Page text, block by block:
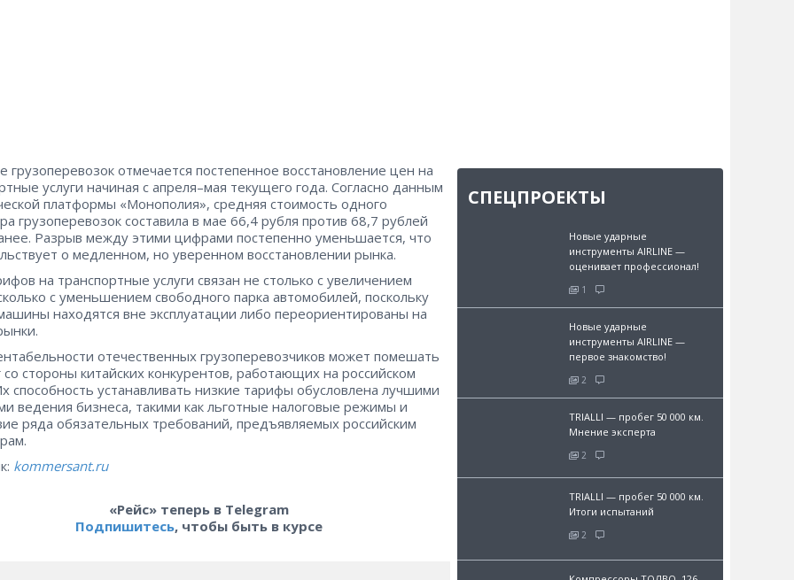
грузоперевозок отмечается постепенное восстановление цен на
услуги начиная с апреля–мая текущего года. Согласно данным
платформы «Монополия», средняя стоимость одного
грузоперевозок составила в мае 66,4 рубля против 68,7 рублей
Разрыв между этими цифрами постепенно уменьшается, что
о медленном, но уверенном восстановлении рынка.
на транспортные услуги связан не столько с увеличением
с уменьшением свободного парка автомобилей, поскольку
находятся вне эксплуатации либо переориентированы на
отечественных грузоперевозчиков может помешать
стороны китайских конкурентов, работающих на российском
способность устанавливать низкие тарифы обусловлена лучшими
ведения бизнеса, такими как льготные налоговые режимы и
ряда обязательных требований, предъявляемых российским
kommersant.ru
«Рейс» теперь в Telegram
Подпишитесь, чтобы быть в курсе
СПЕЦПРОЕКТЫ
Новые ударные
инструменты AIRLINE —
оценивает профессионал!
1
Новые ударные
инструменты AIRLINE —
первое знакомство!
2
TRIALLI — пробег 50 000 км.
Мнение эксперта
2
TRIALLI — пробег 50 000 км.
Итоги испытаний
2